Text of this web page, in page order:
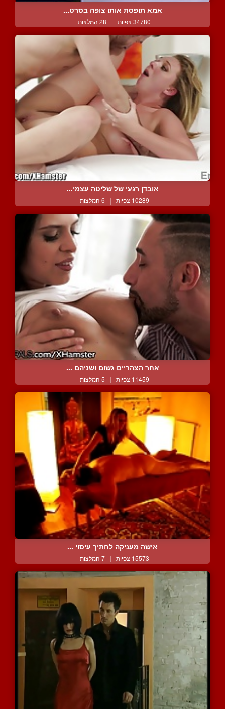
אמא תופסת אותו צופה בסרט...
34780 צפיות | 28 המלצות
אובדן רגעי של שליטה עצמי...
10289 צפיות | 6 המלצות
אחר הצהריים גשום ושניהם ...
11459 צפיות | 5 המלצות
אישה מעניקה לחתיך עיסוי ...
15573 צפיות | 7 המלצות